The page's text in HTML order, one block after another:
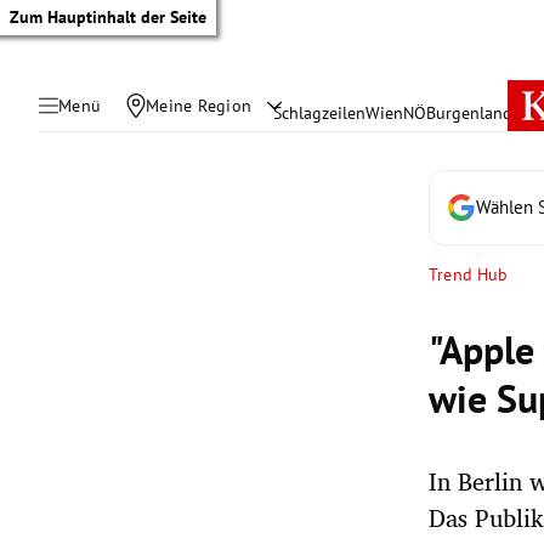
Zum Hauptinhalt der Seite
Menü Meine Region SchlagzeilenWienNÖBurgenland
Wählen
Trend Hub
wie
In Berlin
Das